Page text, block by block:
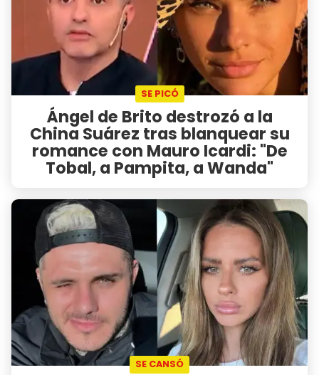
SE PICÓ
Ángel de Brito destrozó a la
China Suárez tras blanquear su
romance con Mauro Icardi: "De
Tobal, a Pampita, a Wanda"
SE CANSÓ